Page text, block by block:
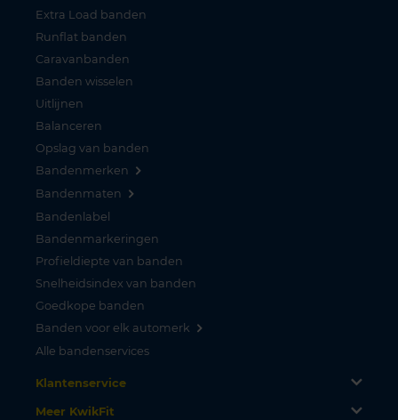
Extra Load banden
Runflat banden
Caravanbanden
Banden wisselen
Uitlijnen
Balanceren
Opslag van banden
Bandenmerken
Bandenmaten
Bandenlabel
Bandenmarkeringen
Profieldiepte van banden
Snelheidsindex van banden
Goedkope banden
Banden voor elk automerk
Alle bandenservices
Klantenservice
Meer KwikFit